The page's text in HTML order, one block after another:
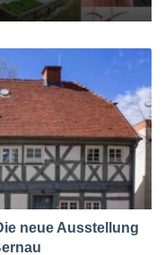
neue Ausstellung